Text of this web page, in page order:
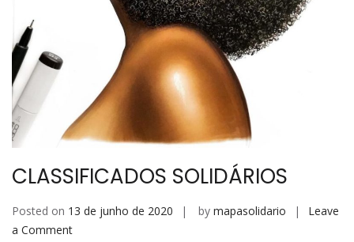
CLASSIFICADOS SOLIDÁRIOS
Posted on 13 de junho de 2020 by mapasolidario
Leave
a Commenton